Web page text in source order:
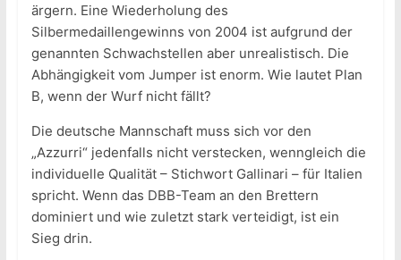
ärgern. Eine Wiederholung des
Silbermedaillengewinns von 2004 ist aufgrund der
genannten Schwachstellen aber unrealistisch. Die
Abhängigkeit vom Jumper ist enorm. Wie lautet Plan
B, wenn der Wurf nicht fällt?
Die deutsche Mannschaft muss sich vor den
„Azzurri“ jedenfalls nicht verstecken, wenngleich die
individuelle Qualität – Stichwort Gallinari – für Italien
spricht. Wenn das DBB-Team an den Brettern
dominiert und wie zuletzt stark verteidigt, ist ein
Sieg drin.